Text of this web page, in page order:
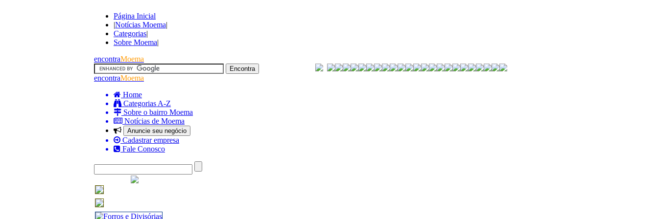
Página Inicial
|Notícias Moema|
Categorias|
Sobre Moema|
encontraMoema
encontraMoema
Home
Categorias A-Z
Sobre o bairro Moema
Notícias de Moema
Anuncie seu negócio
Cadastrar empresa
Fale Conosco